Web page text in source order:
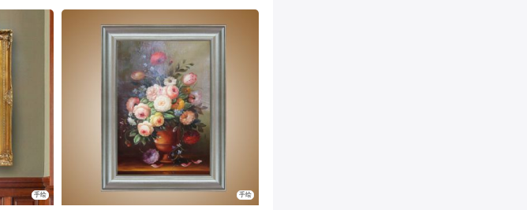
手绘 手绘